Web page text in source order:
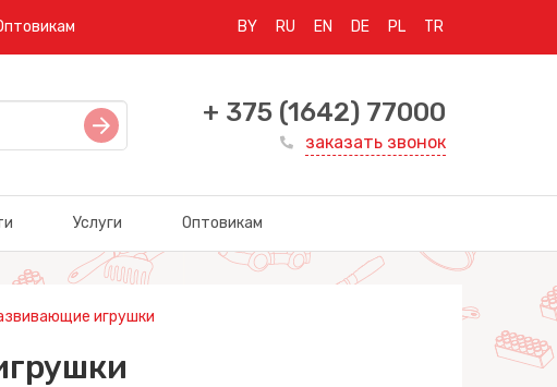
BY RU EN DE PL TR
+ 375 (1642) 77000
заказать звонок
Услуги Оптовикам
игрушки